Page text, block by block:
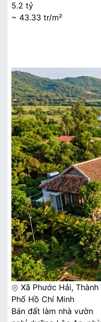
5.2 tỷ
~ 43.33 tr/m²
Xã Phước Hải, Thành
Phố Hồ Chí Minh
Bán đất làm nhà vườn